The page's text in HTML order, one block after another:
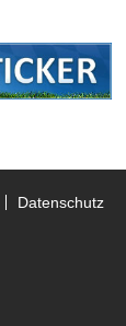
Datenschutz